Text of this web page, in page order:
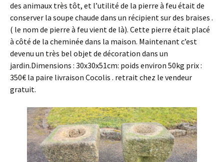
des animaux très tôt, et l’utilité de la pierre à feu était de
conserver la soupe chaude dans un récipient sur des braises .
( le nom de pierre à feu vient de là). Cette pierre était placé
à côté de la cheminée dans la maison. Maintenant c’est
devenu un très bel objet de décoration dans un
jardin.Dimensions : 30x30x51cm: poids environ 50kg prix :
350€ la paire livraison Cocolis . retrait chez le vendeur
gratuit.